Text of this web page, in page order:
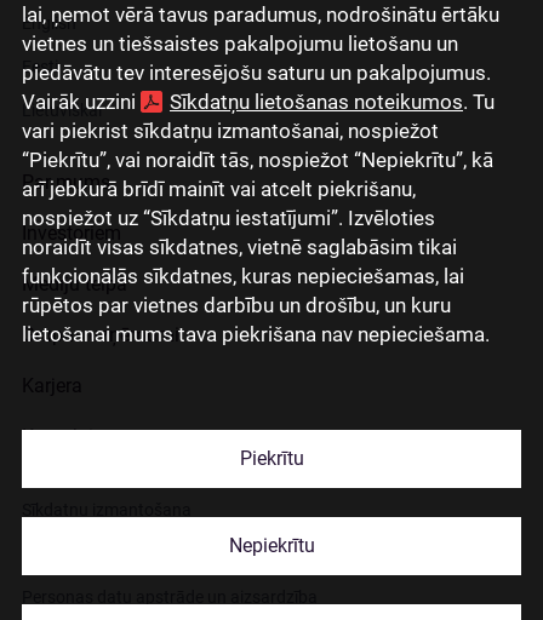
lai, ņemot vērā tavus paradumus, nodrošinātu ērtāku
vietnes un tiešsaistes pakalpojumu lietošanu un
piedāvātu tev interesējošu saturu un pakalpojumus.
Vairāk uzzini
Sīkdatņu lietošanas noteikumos. Tu
vari piekrist sīkdatņu izmantošanai, nospiežot
“Piekrītu”, vai noraidīt tās, nospiežot “Nepiekrītu”, kā
arī jebkurā brīdī mainīt vai atcelt piekrišanu,
nospiežot uz “Sīkdatņu iestatījumi”. Izvēloties
noraidīt visas sīkdatnes, vietnē saglabāsim tikai
funkcionālās sīkdatnes, kuras nepieciešamas, lai
rūpētos par vietnes darbību un drošību, un kuru
lietošanai mums tava piekrišana nav nepieciešama.
Piekrītu
Nepiekrītu
English
Eesti
Lietuviškai
Par mums
Investoriem
Mediju telpa
Grupas uzņēmumi
Kontakti